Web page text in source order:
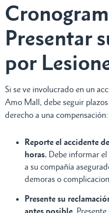
Presentar
por
Si se ve involucrado en un
Amo Mall, debe seguir
derecho a una compensación:
Reporte el accidente
horas. Debe informar
a su compañía
demoras o
Presente su